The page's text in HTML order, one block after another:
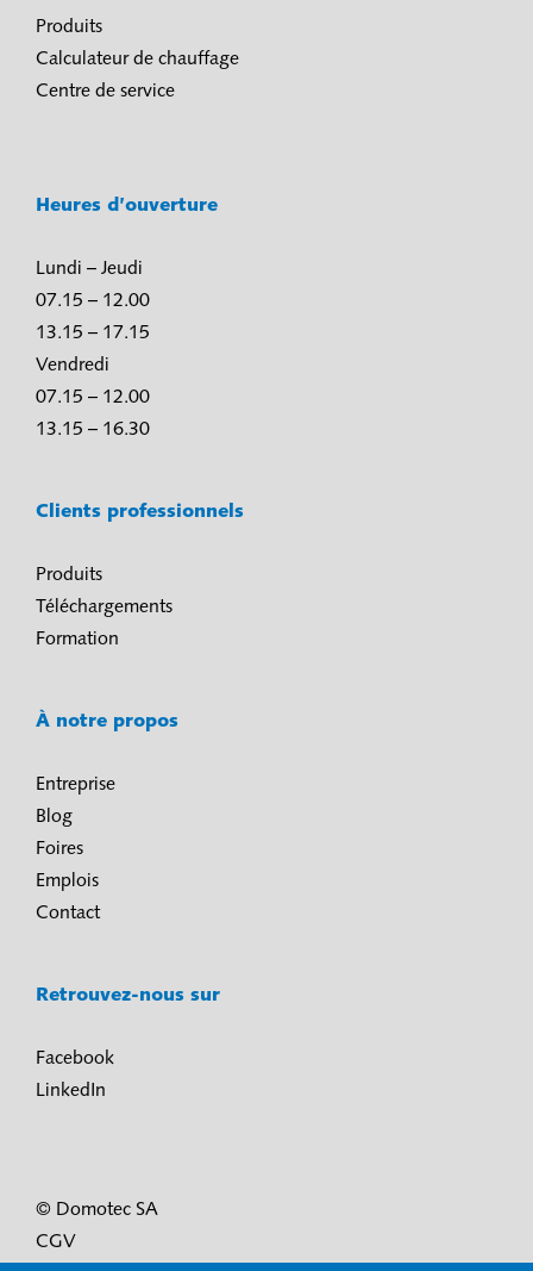
Produits
Calculateur de chauffage
Centre de service
Heures d’ouverture
Lundi – Jeudi
07.15 – 12.00
13.15 – 17.15
Vendredi
07.15 – 12.00
13.15 – 16.30
Clients professionnels
Produits
Téléchargements
Formation
À notre propos
Entreprise
Blog
Foires
Emplois
Contact
Retrouvez-nous sur
Facebook
LinkedIn
© Domotec SA
CGV